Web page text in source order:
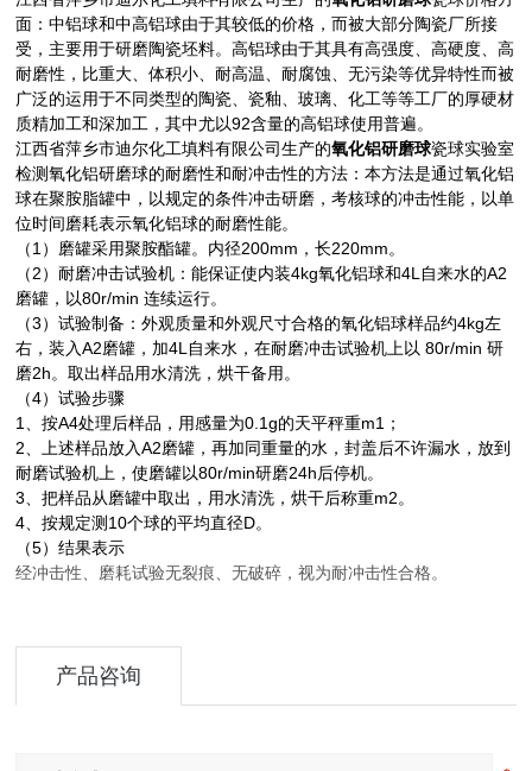
面：中铝球和中高铝球由于其较低的价格，而被大部分陶瓷厂所接
受，主要用于研磨陶瓷坯料。高铝球由于其具有高强度、高硬度、高
耐磨性，比重大、体积小、耐高温、耐腐蚀、无污染等优异特性而被
广泛的运用于不同类型的陶瓷、瓷釉、玻璃、化工等等工厂的厚硬材
质精加工和深加工，其中尤以92含量的高铝球使用普遍。
江西省萍乡市迪尔化工填料有限公司生产的氧化铝研磨球瓷球实验室
检测氧化铝研磨球的耐磨性和耐冲击性的方法：本方法是通过氧化铝
球在聚胺脂罐中，以规定的条件冲击研磨，考核球的冲击性能，以单
位时间磨耗表示氧化铝球的耐磨性能。
（1）磨罐采用聚胺酯罐。内径200mm，长220mm。
（2）耐磨冲击试验机：能保证使内装4kg氧化铝球和4L自来水的A2
磨罐，以80r/min 连续运行。
（3）试验制备：外观质量和外观尺寸合格的氧化铝球样品约4kg左
右，装入A2磨罐，加4L自来水，在耐磨冲击试验机上以 80r/min 研
磨2h。取出样品用水清洗，烘干备用。
（4）试验步骤
1、按A4处理后样品，用感量为0.1g的天平秤重m1；
2、上述样品放入A2磨罐，再加同重量的水，封盖后不许漏水，放到
耐磨试验机上，使磨罐以80r/min研磨24h后停机。
3、把样品从磨罐中取出，用水清洗，烘干后称重m2。
4、按规定测10个球的平均直径D。
（5）结果表示
经冲击性、磨耗试验无裂痕、无破碎，视为耐冲击性合格。
产品咨询